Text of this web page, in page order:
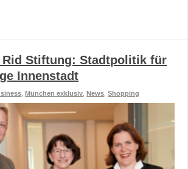
Rid Stiftung: Stadtpolitik für
Innenstadt
,München exklusiv ,News ,Shopping